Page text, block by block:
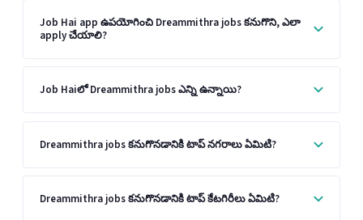
Job Hai app ఉపయోగించి Dreammithra jobs కనుగొని, ఎలా
apply చేయాలి?
Job Haiలో Dreammithra jobs ఎన్ని ఉన్నాయి?
Dreammithra jobs కనుగొనడానికి టాప్ నగరాలు ఏమిటి?
Dreammithra jobs కనుగొనడానికి టాప్ కేటగిరీలు ఏమిటి?